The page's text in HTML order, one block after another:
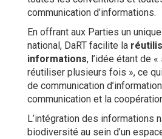
communication d’informations.
En offrant aux Parties un
national, DaRT facilite la
informations, l’idée étant de
réutiliser plusieurs fois », ce
de communication
communication et la
L’intégration des informations
biodiversité au sein d’un